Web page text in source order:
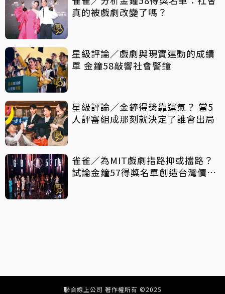
真的被戲劇改變了嗎？
星級評論／戲劇與現實連動的成績
單 金鐘58敲響社會警鐘
星級評論／金鐘得獎靠運氣？ 當5
人評審組成那刻就決定了誰會出局
雀雀／為MIT戲劇指路抑或擋路？
試論金鐘57得獎名單創造台灣價值
聯合線上公司 著作權所有 ©2025